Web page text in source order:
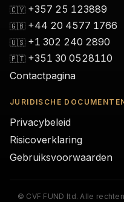
🇨🇾 +357 25 123889
🇬🇧 +44 20 4577 1766
🇺🇸 +1 302 240 2890
🇵🇹 +351 30 0528110
Contactpagina
JURIDISCHE
Privacybeleid
Risicoverklaring
Gebruiksvoorwaarden
© CVF FUND ltd. Alle